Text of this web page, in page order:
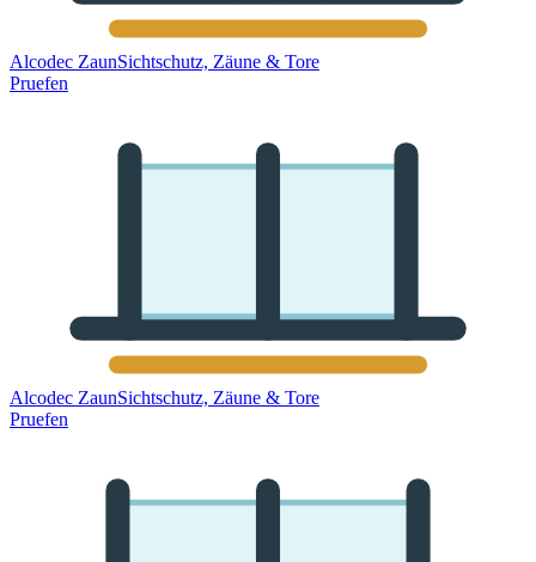
Alcodec ZaunSichtschutz, Zäune & Tore
Pruefen
Alcodec ZaunSichtschutz, Zäune & Tore
Pruefen